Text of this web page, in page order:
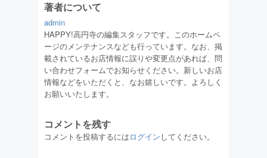
著者について
admin
HAPPY!高円寺の編集スタッフです。このホームペ
ージのメンテナンスなども行っています。なお、掲
載されているお店情報に誤りや変更点があれば、問
い合わせフォームでお知らせください。新しいお店
情報などをいただくと、なお嬉しいです。よろしく
お願いいたします。
コメントを残す
コメントを投稿するにはログインしてください。